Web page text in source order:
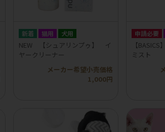
猫用 犬用
NEW 【シュアリンプゥ】 イ
ヤークリーナー
メーカー希望小売価格
1,000円
申請必要
【
ミスト